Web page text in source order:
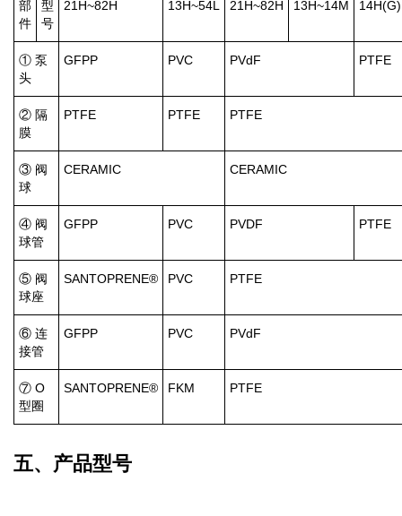
部
件
型
号
21H~82H 13H~54L 21H~82H 13H~14M
① 泵
头
GFPP PVC PVdF PTFE
② 隔
膜
PTFE PTFE PTFE
③ 阀
球
CERAMIC CERAMIC
④ 阀
球管
GFPP PVC PVDF PTFE
⑤ 阀
球座
SANTOPRENE® PVC PTFE
⑥ 连
接管
GFPP PVC PVdF
⑦ O
型圈
SANTOPRENE® FKM PTFE
五、产品型号